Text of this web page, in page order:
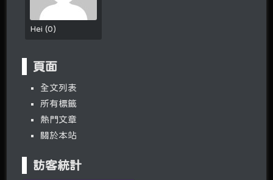
Hei(0)
頁面
全文列表
所有標籤
熱門文章
關於本站
訪客統計